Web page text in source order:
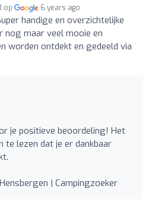
op 6 years ago
handige en overzichtelijke
nog maar veel mooie en
worden ontdekt en gedeeld via
je positieve beoordeling! Het
te lezen dat je er dankbaar
| Campingzoeker